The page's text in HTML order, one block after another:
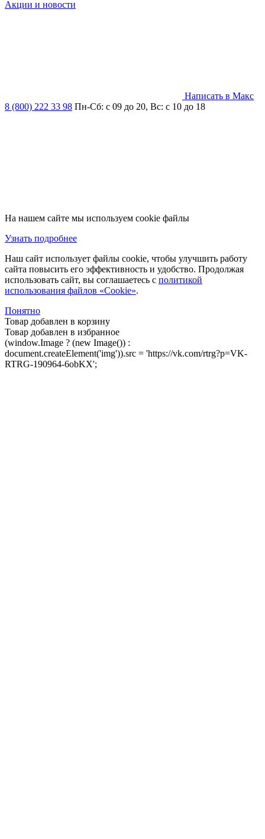
Акции и новости
Написать в Макс
8 (800) 222 33 98 Пн-Сб: с 09 до 20, Вс: с 10 до 18
На нашем сайте мы используем cookie файлы
Узнать подробнее
Наш сайт использует файлы cookie, чтобы улучшить работу
сайта повысить его эффективность и удобство. Продолжая
использовать сайт, вы соглашаетесь с политикой
использования файлов «Cookie».
Понятно
Товар добавлен в корзину
Товар добавлен в избранное
(window.Image ? (new Image()) :
document.createElement('img')).src = 'https://vk.com/rtrg?p=VK-
RTRG-190964-6obKX';